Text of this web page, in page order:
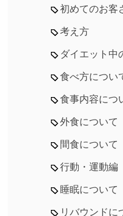
初めてのお客
考え方
ダイエット中
食べ方につい
食事内容につ
外食について
間食について
行動・運動編
睡眠について
リバウンドに